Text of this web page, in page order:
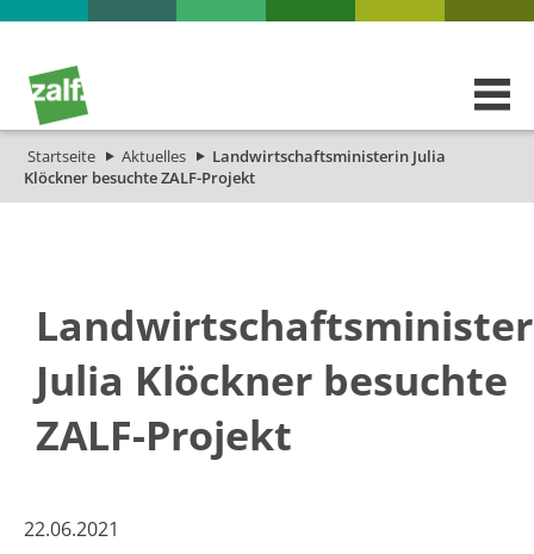
Startseite Aktuelles
Landwirtschaftsministerin Julia
Klöckner besuchte ZALF-Projekt
Julia Klöckner besuchte
ZALF-Projekt
22.06.2021